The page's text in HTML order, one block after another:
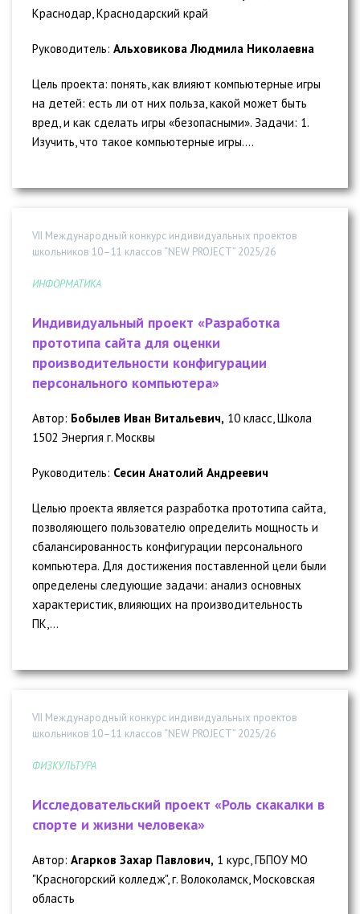
Краснодар, Краснодарский край
Руководитель: Альховикова Людмила Николаевна
Цель проекта: понять, как влияют компьютерные игры
на детей: есть ли от них польза, какой может быть
вред, и как сделать игры «безопасными». Задачи: 1.
Изучить, что такое компьютерные игры....
VII Международный конкурс индивидуальных проектов
школьников 10–11 классов “NEW PROJECT” 2025/26
ИНФОРМАТИКА
Индивидуальный проект «Разработка
прототипа сайта для оценки
производительности конфигурации
персонального компьютера»
Автор: Бобылев Иван Витальевич, 10 класс, Школа
1502 Энергия г. Москвы
Руководитель: Сесин Анатолий Андреевич
Целью проекта является разработка прототипа сайта,
позволяющего пользователю определить мощность и
сбалансированность конфигурации персонального
компьютера. Для достижения поставленной цели были
определены следующие задачи: анализ основных
характеристик, влияющих на производительность
ПК,...
VII Международный конкурс индивидуальных проектов
школьников 10–11 классов “NEW PROJECT” 2025/26
ФИЗКУЛЬТУРА
Исследовательский проект «Роль скакалки в
спорте и жизни человека»
Автор: Агарков Захар Павлович, 1 курс, ГБПОУ МО
"Красногорский колледж", г. Волоколамск, Московская
область